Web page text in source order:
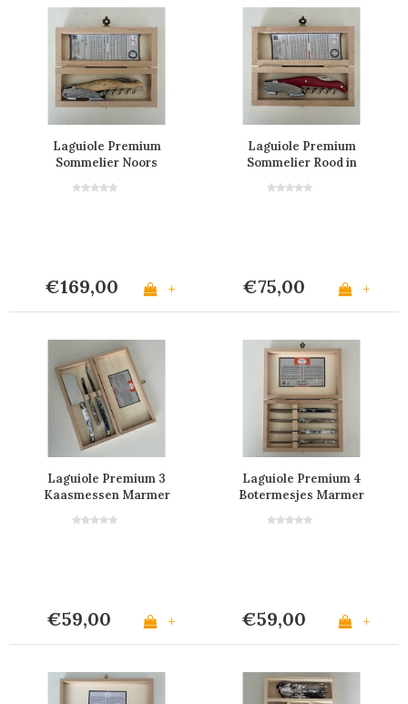
Laguiole Premium
Sommelier Noors
€169,00 +
Laguiole Premium
Sommelier Rood in
€75,00 +
Laguiole Premium 3
Kaasmessen Marmer
€59,00 +
Laguiole Premium 4
Botermesjes Marmer
€59,00 +